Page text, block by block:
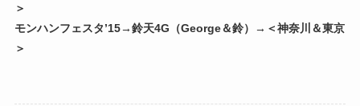
＞
モンハンフェスタ’15→鈴天4G（George＆鈴）→＜神奈川＆東京
＞